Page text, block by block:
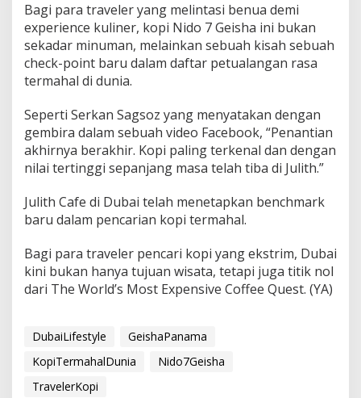
Bagi para traveler yang melintasi benua demi
experience kuliner, kopi Nido 7 Geisha ini bukan
sekadar minuman, melainkan sebuah kisah sebuah
check-point baru dalam daftar petualangan rasa
termahal di dunia.
Seperti Serkan Sagsoz yang menyatakan dengan
gembira dalam sebuah video Facebook, “Penantian
akhirnya berakhir. Kopi paling terkenal dan dengan
nilai tertinggi sepanjang masa telah tiba di Julith.”
Julith Cafe di Dubai telah menetapkan benchmark
baru dalam pencarian kopi termahal.
Bagi para traveler pencari kopi yang ekstrim, Dubai
kini bukan hanya tujuan wisata, tetapi juga titik nol
dari The World’s Most Expensive Coffee Quest. (YA)
DubaiLifestyle
GeishaPanama
KopiTermahalDunia
Nido7Geisha
TravelerKopi